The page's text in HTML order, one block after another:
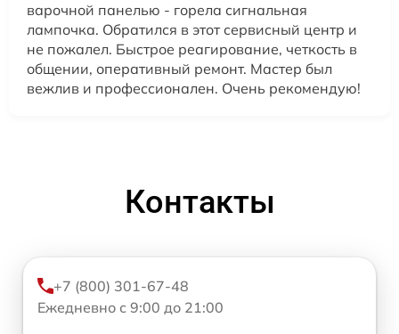
варочной панелью - горела сигнальная
лампочка. Обратился в этот сервисный центр и
не пожалел. Быстрое реагирование, четкость в
общении, оперативный ремонт. Мастер был
вежлив и профессионален. Очень рекомендую!
Контакты
+7 (800) 301-67-48
Ежедневно с 9:00 до 21:00